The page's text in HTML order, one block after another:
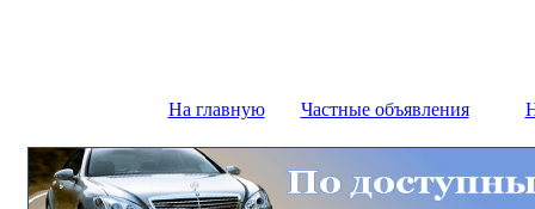
На главную Частные объявления